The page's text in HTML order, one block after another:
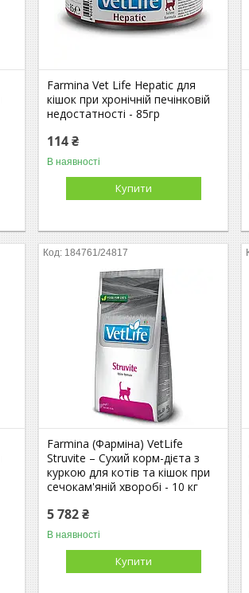
Farmina Vet Life Hepatic для
кішок при хронічній печінковій
недостатності - 85гр
114 ₴
В наявності
Купити
184761/24817
Farmina (Фарміна) VetLife
Struvite – Cухий корм-дієта з
куркою для котів та кішок при
сечокам'яній хворобі - 10 кг
5 782 ₴
В наявності
Купити